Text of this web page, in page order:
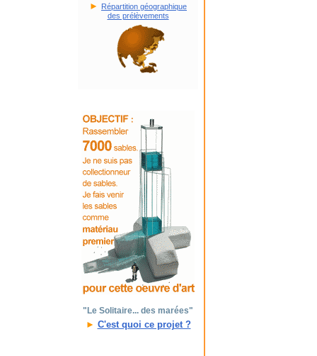
►
Répartition géographique
des prélèvements
"Le Solitaire... des marées"
► C'est quoi ce projet ?